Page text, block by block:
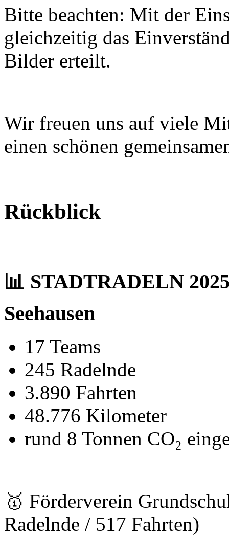
Bitte beachten: Mit der
gleichzeitig das
Bilder erteilt.
Wir freuen uns auf viele
einen schönen
Rückblick
📊 STADTRADELN
Seehausen
17 Teams
245 Radelnde
3.890 Fahrten
48.776 Kilometer
rund 8 Tonnen CO₂
🥇 Förderverein
Radelnde / 517 Fahrten)